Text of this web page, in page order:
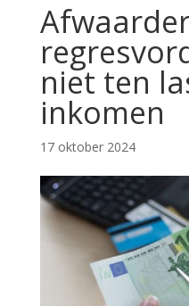
niet ten
inkomen
17 oktober 2024